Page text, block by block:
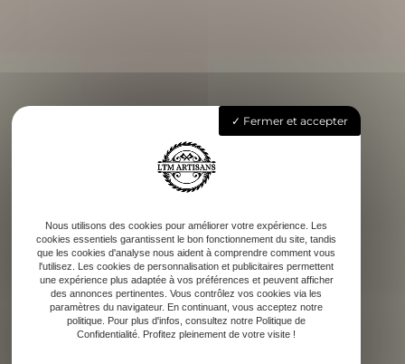
Fermer et accepter
Nous utilisons des cookies pour améliorer votre expérience. Les
cookies essentiels garantissent le bon fonctionnement du site, tandis
que les cookies d'analyse nous aident à comprendre comment vous
l'utilisez. Les cookies de personnalisation et publicitaires permettent
une expérience plus adaptée à vos préférences et peuvent afficher
des annonces pertinentes. Vous contrôlez vos cookies via les
paramètres du navigateur. En continuant, vous acceptez notre
politique. Pour plus d'infos, consultez notre Politique de
Confidentialité. Profitez pleinement de votre visite !